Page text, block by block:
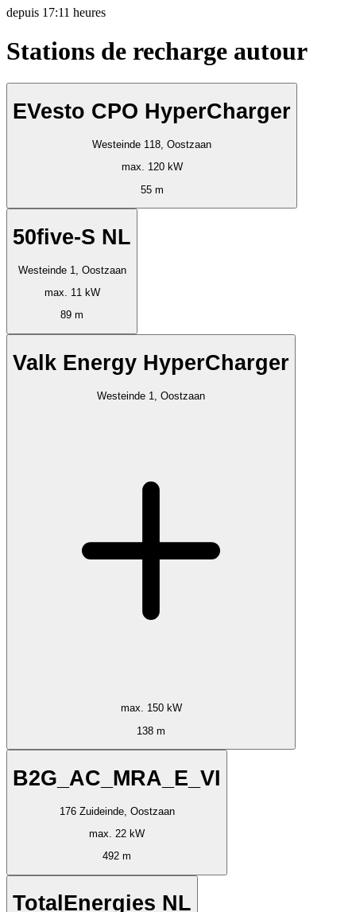
depuis 17:11 heures
Stations de recharge autour
EVesto CPO HyperCharger
Westeinde 118, Oostzaan
max. 120 kW
55 m
50five-S NL
Westeinde 1, Oostzaan
max. 11 kW
89 m
Valk Energy HyperCharger
Westeinde 1, Oostzaan
max. 150 kW
138 m
B2G_AC_MRA_E_VI
176 Zuideinde, Oostzaan
max. 22 kW
492 m
TotalEnergies NL